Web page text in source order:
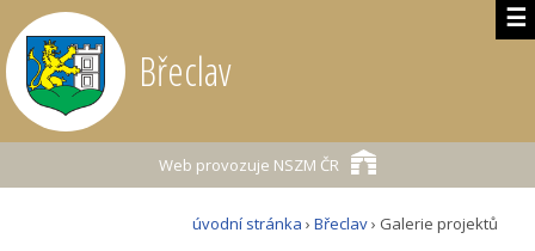
☰
Břeclav
Web provozuje NSZM ČR
úvodní stránka › Břeclav› Galerie projektů